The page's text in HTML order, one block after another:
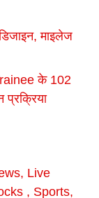
माइलेज
के 102
प्रक्रिया
Live
, Sports,